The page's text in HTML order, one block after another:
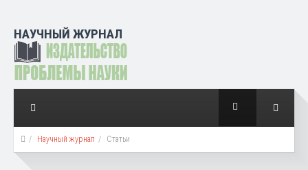
НАУЧНЫЙ ЖУРНАЛ
Научный журнал Статьи